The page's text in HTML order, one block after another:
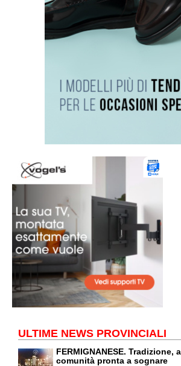
ULTIME NEWS PROVINCIALI
FERMIGNANESE. Tradizione,
comunità pronta a sognare